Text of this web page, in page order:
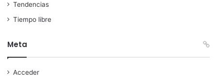
Tendencias
Tiempo libre
Meta
Acceder